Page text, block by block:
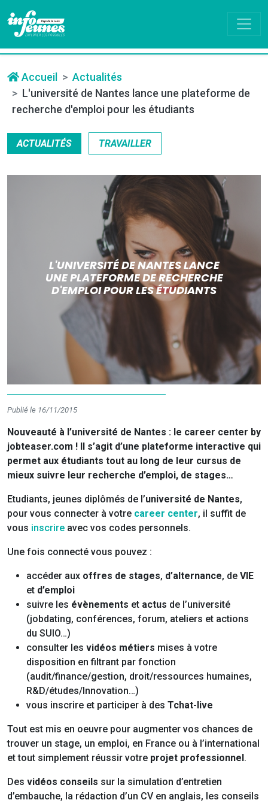
Accueil
Actualités
L'université de Nantes lance une plateforme de
recherche d'emploi pour les étudiants
ACTUALITÉS TRAVAILLER
L'UNIVERSITÉ DE NANTES LANCE
UNE PLATEFORME DE RECHERCHE
D'EMPLOI POUR LES ÉTUDIANTS
Publié le 16/11/2015
Nouveauté à l’université de Nantes : le career center by
jobteaser.com ! Il s’agit d’une plateforme interactive qui
permet aux étudiants tout au long de leur cursus de
mieux suivre leur recherche d’emploi, de stages…
Etudiants, jeunes diplômés de l’université de Nantes,
pour vous connecter à votre career center, il suffit de
vous inscrire avec vos codes personnels.
Une fois connecté vous pouvez :
accéder aux offres de stages, d’alternance, de VIE
et d’emploi
suivre les évènements et actus de l’université
(jobdating, conférences, forum, ateliers et actions
du SUIO…)
consulter les vidéos métiers mises à votre
disposition en filtrant par fonction
(audit/finance/gestion, droit/ressources humaines,
R&D/études/Innovation…)
vous inscrire et participer à des Tchat-live
Tout est mis en oeuvre pour augmenter vos chances de
trouver un stage, un emploi, en France ou à l’international
et tout simplement réussir votre projet professionnel .
Des vidéos conseils sur la simulation d’entretien
d’embauche, la rédaction d’un CV en anglais, les conseils